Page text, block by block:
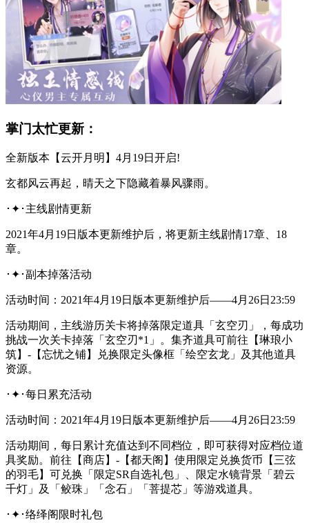
掌门太忙更新：
全新版本【云开月明】4月19日开启!
玄都风云再起，晴天之下隐藏着暴风骤雨。
･✦･主线剧情更新
2021年4月19日版本更新维护后，将更新主线剧情17章、18
章。
･✦･副本掉落活动
活动时间：2021年4月19日版本更新维护后——4月26日23:59
活动期间，主线游历关卡将掉落限定道具「玄空刃」，每成功
挑战一次关卡掉落「玄空刃*1」。集齐道具可前往【琳琅小
筑】-【忘忧之铺】兑换限定头像框「绘空玄龙」及其他道具
资源。
･✦･每日累充活动
活动时间：2021年4月19日版本更新维护后——4月26日23:59
活动期间，每日累计充值达到不同档位，即可获得对应档位道
具奖励。前往【商店】-【都天阁】使用限定兑换货币【三弦
的羽毛】可兑换「限定SR自选礼包」、限定水镜背景「碧云
千灯」及「鲛珠」「念石」「菩提芯」等游戏道具。
･✦･络绎阁限时礼包